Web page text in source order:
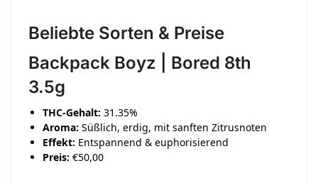
Beliebte Sorten & Preise
Backpack Boyz | Bored 8th
3.5g
THC-Gehalt: 31.35%
Aroma: Süßlich, erdig, mit sanften Zitrusnoten
Effekt: Entspannend & euphorisierend
Preis: €50,00